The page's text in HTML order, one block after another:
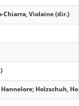
Chiarra, Violaine (dir.)
Holzschuh,